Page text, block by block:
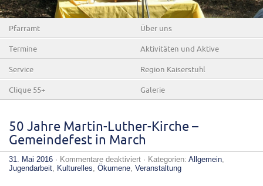
Pfarramt Über uns
Termine Aktivitäten und Aktive
Service Region Kaiserstuhl
Clique 55+ Galerie
50 Jahre Martin-Luther-Kirche –
Gemeindefest in March
31. Mai 2016 · Kommentare deaktiviertfür
50
· Kategorien: Allgemein
Jugendarbeit
Kulturelles Ökumene Veranstaltung